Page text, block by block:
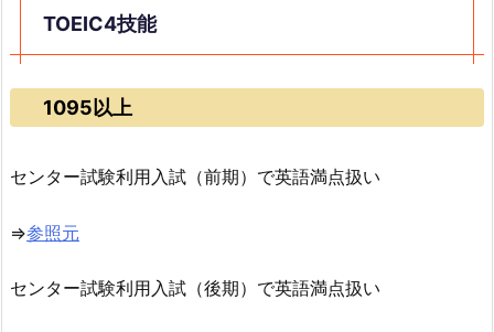
TOEIC4技能
1095以上
センター試験利用入試（前期）で英語満点扱い
⇒参照元
センター試験利用入試（後期）で英語満点扱い